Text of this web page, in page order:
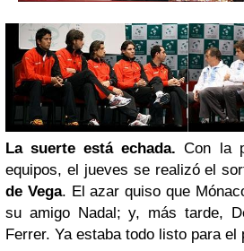
La suerte está echada.Con la
equipos, el jueves se realizó el
de Vega. El azar quiso que
su amigo Nadal; y, más tarde,
Ferrer. Ya estaba todo listo para el